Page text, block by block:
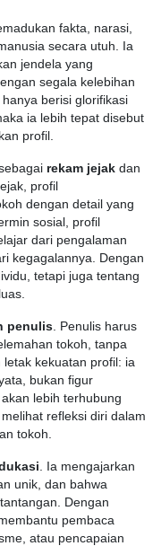
fakta, narasi,
secara utuh. Ia
jendela yang
segala kelebihan
berisi glorifikasi
ia lebih tepat disebut
profil.
rekam jejak dan
profil
dengan detail yang
sosial, profil
dari pengalaman
kegagalannya. Dengan
tetapi juga tentang
penulis . Penulis harus
tokoh, tanpa
kekuatan profil: ia
bukan figur
lebih terhubung
refleksi diri dalam
tokoh.
. Ia mengajarkan
unik, dan bahwa
Dengan
pembaca
atau pencapaian